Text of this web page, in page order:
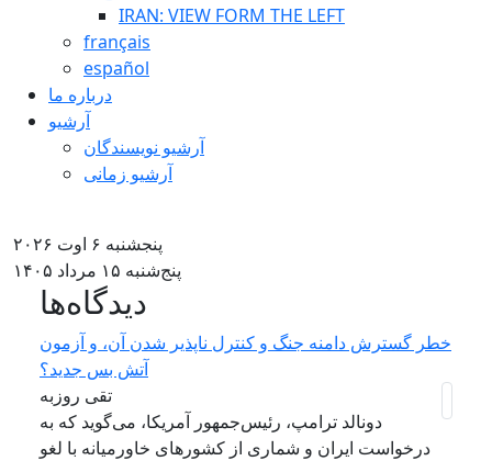
IRAN: VIEW FORM THE LEFT
français
español
درباره ما
آرشیو
آرشیو نویسندگان
آرشیو زمانی
پنجشنبه ۶ اوت ۲۰۲۶
پنج‌شنبه ۱۵ مرداد ۱۴۰۵
دیدگاه‌ها
خطر گسترش دامنه جنگ و کنترل ناپذیر شدن آن، و آزمون
آتش بس جدید؟
تقی روزبه
دونالد ترامپ، رئیس‌جمهور آمریکا، می‌گوید که به
درخواست ایران و شماری از کشورهای خاورمیانه با لغو